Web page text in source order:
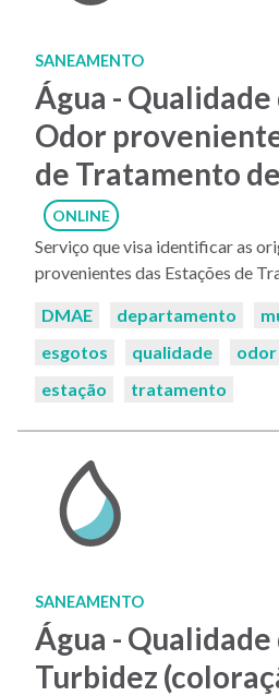
SANEAMENTO
Água - Qualidade
Odor
de Tratamento
ONLINE
Serviço que visa identificar as
provenientes das Estações de
Palavras-
DMAE departamento
esgotos
qualidade odor
estação
tratamento
SANEAMENTO
Água - Qualidade
Turbidez